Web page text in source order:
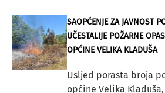
SAOPĆENJE ZA JAVNOST
UČESTALIJE POŽARNE
OPĆINE VELIKA KLADUŠA
Usljed porasta broja
općine Velika